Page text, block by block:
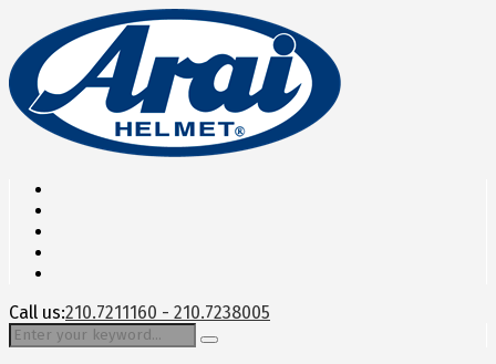
Call us:210.7211160 - 210.7238005